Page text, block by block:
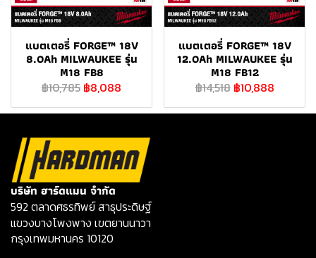
แบตเตอรี่ FORGE™ 18V
8.0Ah MILWAUKEE รุ่น
M18 FB8
฿10,785 ฿8,088
แบตเตอรี่ FORGE™ 18V
12.0Ah MILWAUKEE รุ่น
M18 FB12
฿14,518 ฿10,888
บริษัท ฮาร์ดแมน จำกัด
592 ตลาดศธรทิพย์ สาธุประดิษฐ์
แขวงบางโพงพาง เขตยานนาวา
กรุงเทพมหานคร 10120